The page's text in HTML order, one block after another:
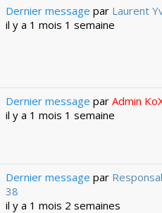
Dernier message par Laurent
il y a 1 mois 1 semaine
Dernier message par Admin
il y a 1 mois 1 semaine
Dernier message par
38
il y a 1 mois 2 semaines